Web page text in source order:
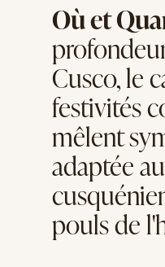
Où et
Cusco, le
festivités
mêlent
adaptée
pouls de